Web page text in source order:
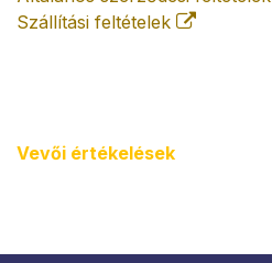
Szállítási feltételek
Vevői értékel​ések